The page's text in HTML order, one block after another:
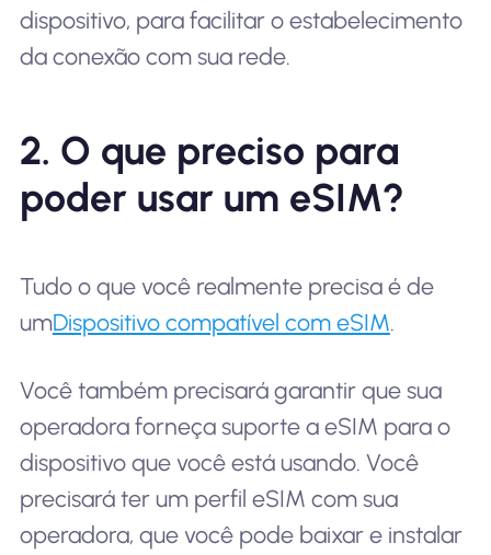
dispositivo, para facilitar o estabelecimento
da conexão com sua rede.
2. O que preciso para
poder usar um eSIM?
Tudo o que você realmente precisa é de
umDispositivo compatível com eSIM.
Você também precisará garantir que sua
operadora forneça suporte a eSIM para o
dispositivo que você está usando. Você
precisará ter um perfil eSIM com sua
operadora, que você pode baixar e instalar